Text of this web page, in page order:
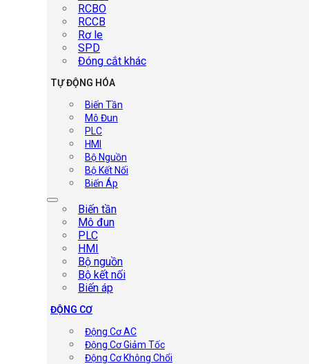
RCBO
RCCB
Rơ le
SPD
Đóng cắt khác
TỰ ĐỘNG HÓA
Biến Tần
Mô Đun
PLC
HMI
Bộ Nguồn
Bộ Kết Nối
Biến Áp
Biến tần
Mô đun
PLC
HMI
Bộ nguồn
Bộ kết nối
Biến áp
ĐỘNG CƠ
Động Cơ AC
Động Cơ Giảm Tốc
Động Cơ Không Chổi